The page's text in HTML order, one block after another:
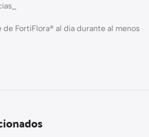
FortiFlora® al dia durante al menos